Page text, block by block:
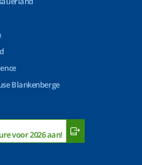
Blankenberge
voor 2026 aan!